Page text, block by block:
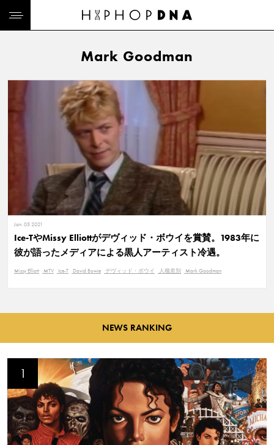
Mark Goodman
Jan. 05 2021
Ice-TやMissy Elliottがデヴィッド・ボウイを賞賛。1983年に
彼が語ったメディアによる黒人アーティスト冷遇。
Missy Elliott MTV Ice-T David Bowie デヴィッド・ボウイ 人種差別 Mark Goodman
NEWS RANKING